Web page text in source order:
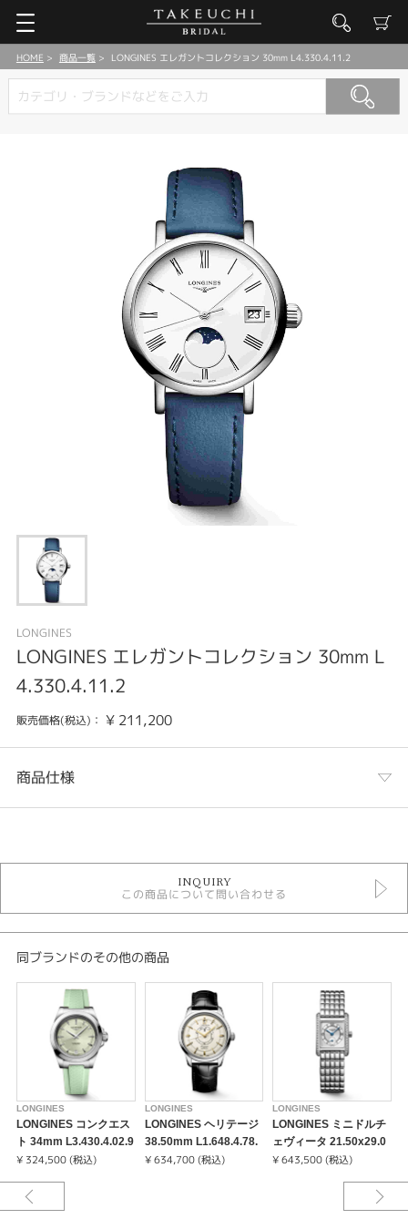
HOME 商品一覧 LONGINES エレガントコレクション 30mm L4.330.4.11.2
LONGINES
LONGINES エレガントコレクション 30mm L
4.330.4.11.2
販売価格(税込)： ¥ 211,200
商品仕様
時計
5気圧防水以下
クォーツ
革ベルト
白文字盤
LONGINES
腕時計
LONGINES
ロンジンは創業当初から、常にエレガンスを追求してきました。この優れた
INQUIRY
この商品について問い合わせる
同ブランドのその他の商品
LONGINES
LONGINES コンクエス
ト 34mm L3.430.4.02.9
¥ 324,500 (税込)
LONGINES
LONGINES ヘリテージ
38.50mm L1.648.4.78.
2
¥ 634,700 (税込)
LONGINES
LONGINES ミニドルチ
ェヴィータ 21.50x29.0
0mm L5.200.0.75.6
¥ 643,500 (税込)